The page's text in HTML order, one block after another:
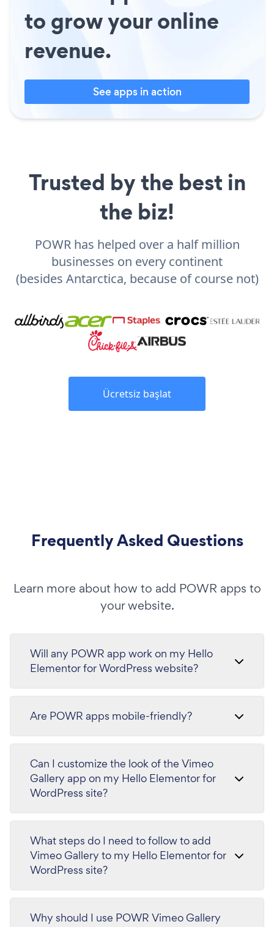
to grow your online
revenue.
See apps in action
Trusted by the best in
the biz!
POWR has helped over a half million
businesses on every continent
(besides Antarctica, because of course not)
Ücretsiz başlat
Frequently Asked Questions
Learn more about how to add POWR apps to
your website.
Will any POWR app work on my Hello
Elementor for WordPress website?
Are POWR apps mobile-friendly?
Can I customize the look of the Vimeo
Gallery app on my Hello Elementor for
WordPress site?
What steps do I need to follow to add
Vimeo Gallery to my Hello Elementor for
WordPress site?
Why should I use POWR Vimeo Gallery